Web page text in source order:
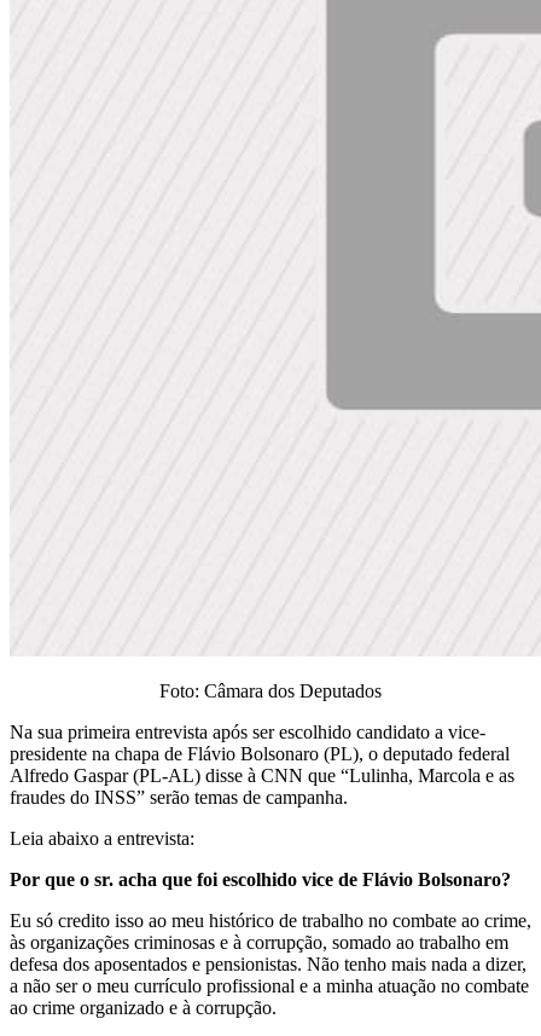
Foto: Câmara dos Deputados
Na sua primeira entrevista após ser escolhido candidato a vice-
presidente na chapa de Flávio Bolsonaro (PL), o deputado federal
Alfredo Gaspar (PL-AL) disse à CNN que “Lulinha, Marcola e as
fraudes do INSS” serão temas de campanha.
Leia abaixo a entrevista:
Por que o sr. acha que foi escolhido vice de Flávio Bolsonaro?
Eu só credito isso ao meu histórico de trabalho no combate ao crime,
às organizações criminosas e à corrupção, somado ao trabalho em
defesa dos aposentados e pensionistas. Não tenho mais nada a dizer,
a não ser o meu currículo profissional e a minha atuação no combate
ao crime organizado e à corrupção.